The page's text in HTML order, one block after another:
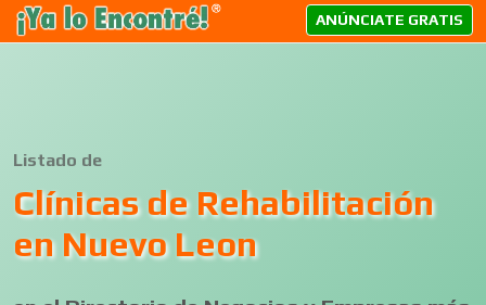
ANÚNCIATE GRATIS
Listado de
Clínicas de Rehabilitación
en Nuevo Leon